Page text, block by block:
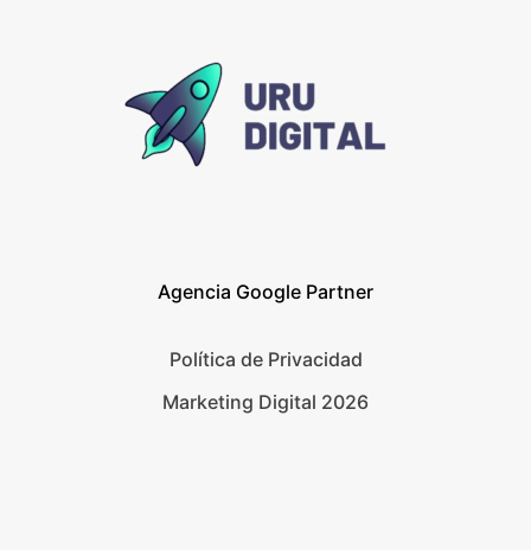
Agencia Google Partner
Política de Privacidad
Marketing Digital 2026